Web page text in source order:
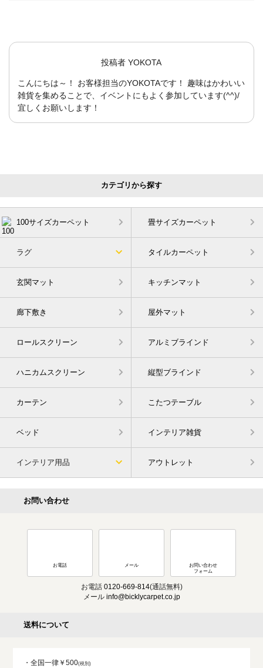
投稿者 YOKOTA
こんにちは～！ お客様担当のYOKOTAです！ 趣味はかわいい
雑貨を集めることで、イベントにもよく参加しています(^^)/
宜しくお願いします！
カテゴリから探す
100サイズカーペット 畳サイズカーペット
ラグ タイルカーペット
玄関マット キッチンマット
廊下敷き 屋外マット
ロールスクリーン アルミブラインド
ハニカムスクリーン 縦型ブラインド
カーテン こたつテーブル
ベッド インテリア雑貨
インテリア用品 アウトレット
お問い合わせ
お電話 メール
お問い合わせ
フォーム
お電話 0120-669-814(通話無料)
メール info@bicklycarpet.co.jp
送料について
・全国一律￥500